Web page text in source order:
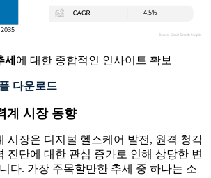
에 대한 종합적인 인사이트 확보
다운로드
계 시장 동향
시장은 디지털 헬스케어 발전, 원격 청각
진단에 대한 관심 증가로 인해 상당한 변
다. 가장 주목할만한 추세 중 하나는 소